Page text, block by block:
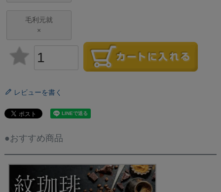
毛利元就
×
レビューを書く
●おすすめ商品